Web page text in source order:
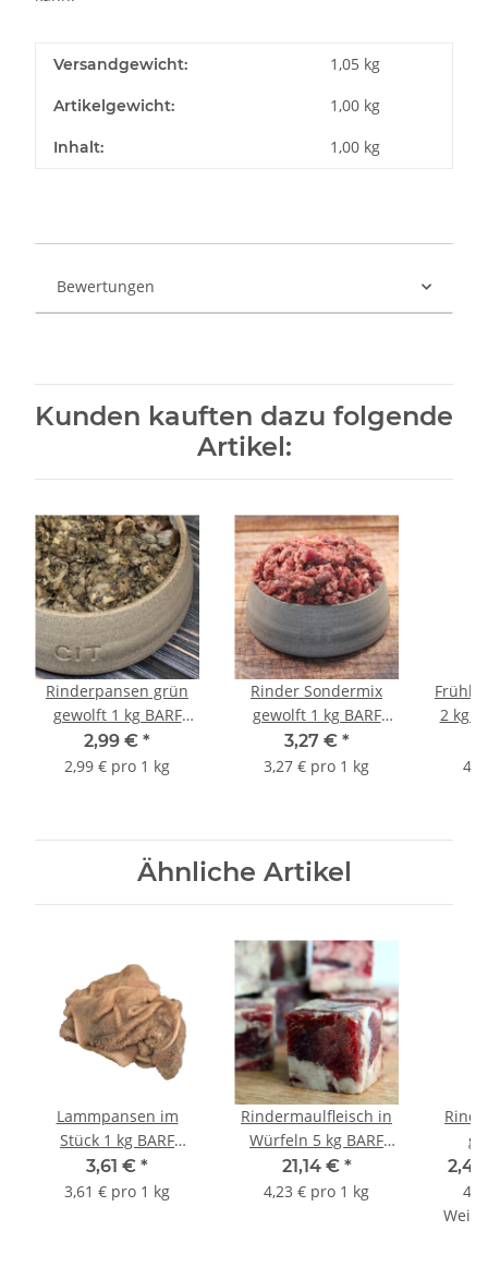
Versandgewicht: 1,05 kg
Artikelgewicht: 1,00 kg
Inhalt: 1,00 kg
Bewertungen
Kunden kauften dazu folgende
Artikel:
Rinderpansen grün
gewolft 1 kg BARF
Frostfutter
2,99 € *
2,99 € pro 1 kg
Rinder Sondermix
gewolft 1 kg BARF
Frostfutter
3,27 € *
3,27 € pro 1 kg
2 kg
Ähnliche Artikel
Lammpansen im
Stück 1 kg BARF
Frostfutter
3,61 € *
3,61 € pro 1 kg
Rindermaulfleisch in
Würfeln 5 kg BARF
Frostfutter
21,14 € *
4,23 € pro 1 kg